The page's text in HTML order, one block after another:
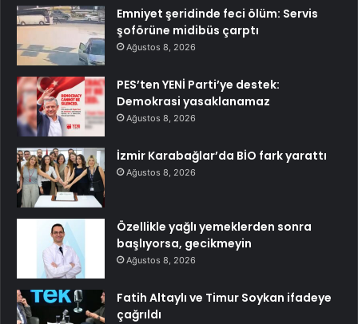
Emniyet şeridinde feci ölüm: Servis
şoförüne midibüs çarptı
Ağustos 8, 2026
PES’ten YENİ Parti’ye destek:
Demokrasi yasaklanamaz
Ağustos 8, 2026
İzmir Karabağlar’da BİO fark yarattı
Ağustos 8, 2026
Özellikle yağlı yemeklerden sonra
başlıyorsa, gecikmeyin
Ağustos 8, 2026
Fatih Altaylı ve Timur Soykan ifadeye
çağrıldı